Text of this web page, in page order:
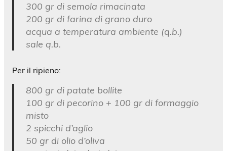
300 gr di semola rimacinata
200 gr di farina di grano duro
acqua a temperatura ambiente (q.b.)
sale q.b.
Per il ripieno:
800 gr di patate bollite
100 gr di pecorino + 100 gr di formaggio
misto
2 spicchi d’aglio
50 gr di olio d’oliva